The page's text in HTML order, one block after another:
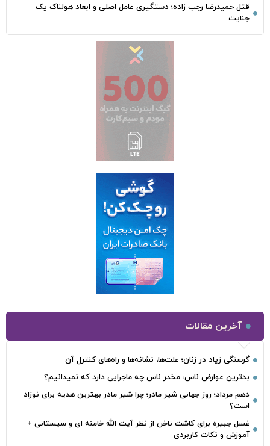
قتل حمیدرضا رجب‌ زاده؛ دستگیری عامل اصلی و ابعاد هولناک یک
جنایت
آخرین مقالات
گرسنگی زیاد در زنان؛ علت‌ها، نشانه‌ها و راه‌های کنترل آن
بدترین عوارض ناس؛ مخدر ناس چه ماجرایی دارد که نمیدانیم؟
دهم مرداد؛ روز جهانی شیر مادر؛ چرا شیر مادر بهترین هدیه برای نوزاد
است؟
غسل جبیره برای کاشت ناخن از نظر آیت الله خامنه ای و سیستانی +
آموزش و نکات کاربردی